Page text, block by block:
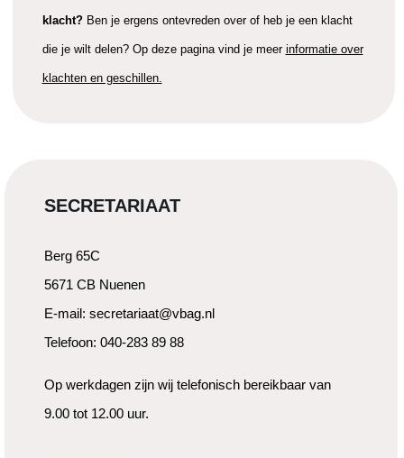
klacht? Ben je ergens ontevreden over of heb je een klacht
die je wilt delen? Op deze pagina vind je meer informatie over
klachten en geschillen.
SECRETARIAAT
Berg 65C
5671 CB Nuenen
E-mail: secretariaat@vbag.nl
Telefoon: 040-283 89 88
Op werkdagen zijn wij telefonisch bereikbaar van
9.00 tot 12.00 uur.